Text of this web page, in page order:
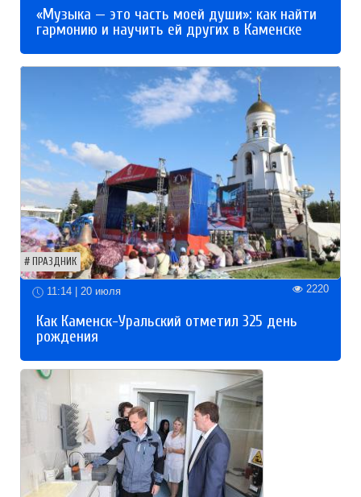
«Музыка — это часть моей души»: как найти
гармонию и научить ей других в Каменске
ПРАЗДНИК
11:14 | 20 июля 2220
Как Каменск-Уральский отметил 325 день
рождения